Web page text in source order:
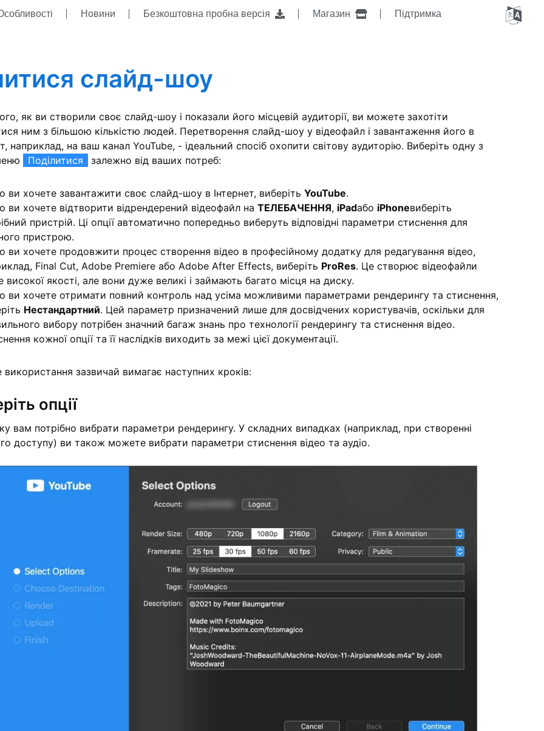
Новини Безкоштовна пробна версія Магазин Підтримка
слайд-шоу
як ви створили своє слайд-шоу і показали його місцевій аудиторії, ви можете захотіти
ним з більшою кількістю людей. Перетворення слайд-шоу у відеофайл і завантаження його в
наприклад, на ваш канал YouTube, - ідеальний спосіб охопити світову аудиторію. Виберіть одну з
Поділитися залежно від ваших потреб:
ви хочете завантажити своє слайд-шоу в Інтернет, виберіть YouTube.
ви хочете відтворити відрендерений відеофайл на ТЕЛЕБАЧЕННЯ, iPadабо iPhoneвиберіть
пристрій. Ці опції автоматично попередньо виберуть відповідні параметри стиснення для
пристрою.
ви хочете продовжити процес створення відео в професійному додатку для редагування відео,
Final Cut, Adobe Premiere або Adobe After Effects, виберіть ProRes. Це створює відеофайли
високої якості, але вони дуже великі і займають багато місця на диску.
ви хочете отримати повний контроль над усіма можливими параметрами рендерингу та стиснення,
Нестандартний. Цей параметр призначений лише для досвідчених користувачів, оскільки для
вибору потрібен значний багаж знань про технології рендерингу та стиснення відео.
кожної опції та її наслідків виходить за межі цієї документації.
використання зазвичай вимагає наступних кроків:
опції
вам потрібно вибрати параметри рендерингу. У складних випадках (наприклад, при створенні
доступу) ви також можете вибрати параметри стиснення відео та аудіо.